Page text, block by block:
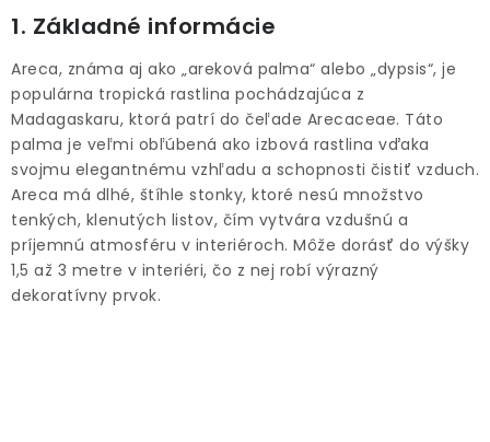
ODBORNÉ ČLÁNKY
MACHOVÉ STENY
INTERIÉROVÉ DEKORÁCIE
BLOG
NA OBJEDNÁVKU
1. Základné informácie
Areca, známa aj ako „areková palma“ alebo „dypsis“, je
populárna tropická rastlina pochádzajúca z
Madagaskaru, ktorá patrí do čeľade Arecaceae. Táto
palma je veľmi obľúbená ako izbová rastlina vďaka
svojmu elegantnému vzhľadu a schopnosti čistiť vzduch.
Areca má dlhé, štíhle stonky, ktoré nesú množstvo
tenkých, klenutých listov, čím vytvára vzdušnú a
príjemnú atmosféru v interiéroch. Môže dorásť do výšky
1,5 až 3 metre v interiéri, čo z nej robí výrazný
dekoratívny prvok.